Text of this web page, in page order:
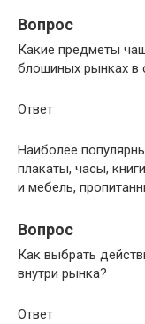
Вопрос
Какие предметы
блошиных рынках в
Ответ
Наиболее
плакаты, часы,
и мебель,
Вопрос
Как выбрать
внутри рынка?
Ответ